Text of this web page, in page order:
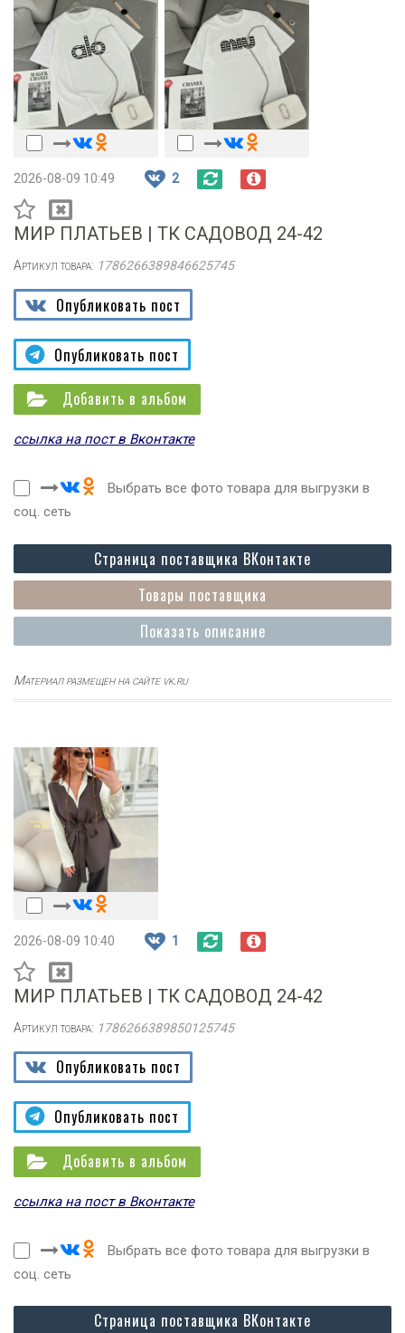
2026-08-09 10:49 2
МИР ПЛАТЬЕВ | ТК САДОВОД 24-42
Артикул товара: 1786266389846625745
Опубликовать пост
Опубликовать пост
Добавить в альбом
ссылка на пост в Вконтакте
Выбрать все фото товара для выгрузки в
соц. сеть
Показать описание
Товары поставщика
Страница поставщика ВКонтакте
Материал размещен на сайте vk.ru
2026-08-09 10:40 1
МИР ПЛАТЬЕВ | ТК САДОВОД 24-42
Артикул товара: 1786266389850125745
Опубликовать пост
Опубликовать пост
Добавить в альбом
ссылка на пост в Вконтакте
Выбрать все фото товара для выгрузки в
соц. сеть
Страница поставщика ВКонтакте